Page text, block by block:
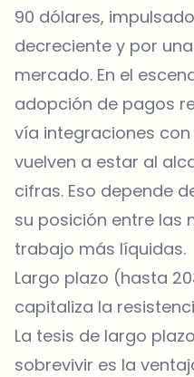
90 dólares,
decreciente y por
mercado. En el
adopción de pagos
vía integraciones
vuelven a estar al
cifras. Eso depende
su posición entre las
trabajo más líquidas.
Largo plazo (hasta
capitaliza la
La tesis de largo
sobrevivir es la